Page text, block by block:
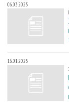
06.03.2025
16.01.2025